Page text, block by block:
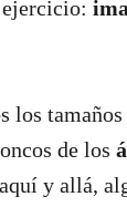
ejercicio:
los
de los
y allá,